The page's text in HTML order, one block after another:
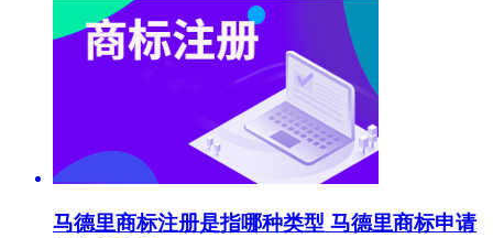
马德里商标注册是指哪种类型 马德里商标申请